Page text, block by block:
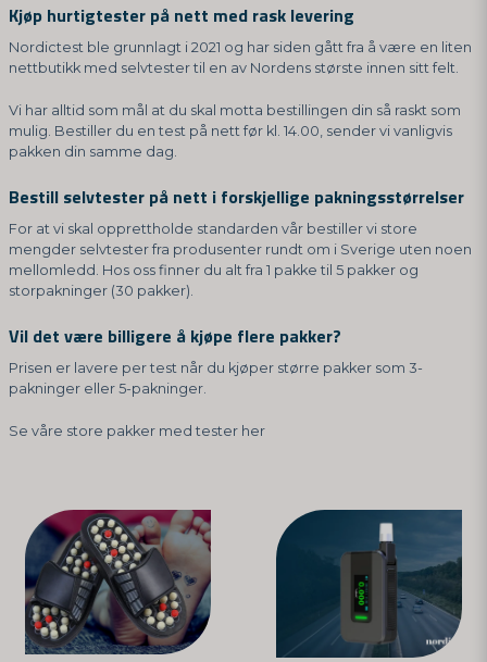
Kjøp hurtigtester på nett med rask levering
Nordictest ble grunnlagt i 2021 og har siden gått fra å være en liten
nettbutikk med selvtester til en av Nordens største innen sitt felt.
Vi har alltid som mål at du skal motta bestillingen din så raskt som
mulig. Bestiller du en test på nett før kl. 14.00, sender vi vanligvis
pakken din samme dag.
Bestill selvtester på nett i forskjellige pakningsstørrelser
For at vi skal opprettholde standarden vår bestiller vi store
mengder selvtester fra produsenter rundt om i Sverige uten noen
mellomledd. Hos oss finner du alt fra 1 pakke til 5 pakker og
storpakninger (30 pakker).
Vil det være billigere å kjøpe flere pakker?
Prisen er lavere per test når du kjøper større pakker som 3-
pakninger eller 5-pakninger.
Se våre store pakker med tester her